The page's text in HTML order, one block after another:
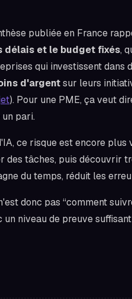
publiée en France
délais et le budget fixés,
qui investissent dans
d'argentsur leurs
). Pour une PME, ça veut
pari.
ce risque est encore
des tâches, puis découvrir
du temps, réduit les
donc pas “comment
un niveau de preuve